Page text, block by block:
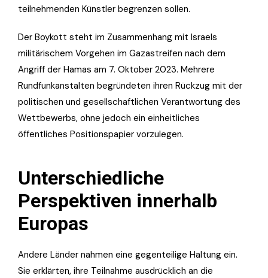
teilnehmenden Künstler begrenzen sollen.
Der Boykott steht im Zusammenhang mit Israels
militärischem Vorgehen im Gazastreifen nach dem
Angriff der Hamas am 7. Oktober 2023. Mehrere
Rundfunkanstalten begründeten ihren Rückzug mit der
politischen und gesellschaftlichen Verantwortung des
Wettbewerbs, ohne jedoch ein einheitliches
öffentliches Positionspapier vorzulegen.
Unterschiedliche
Perspektiven innerhalb
Europas
Andere Länder nahmen eine gegenteilige Haltung ein.
Sie erklärten, ihre Teilnahme ausdrücklich an die